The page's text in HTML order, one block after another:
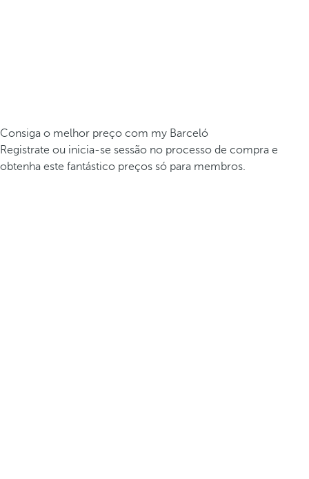
Consiga o melhor preço com my Barceló
Registrate ou inicia-se sessão no processo de compra e
obtenha este fantástico preços só para membros.